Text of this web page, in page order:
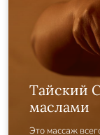
Тайский
маслами
Это массаж